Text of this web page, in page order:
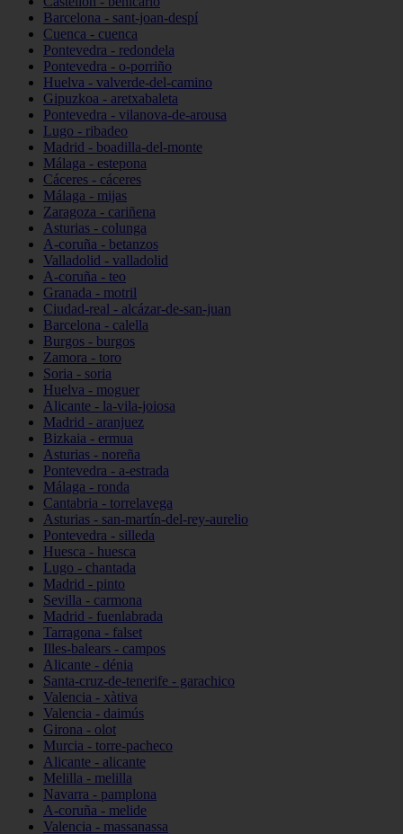
Barcelona - sant-joan-despí
Cuenca - cuenca
Pontevedra - redondela
Pontevedra - o-porriño
Huelva - valverde-del-camino
Gipuzkoa - aretxabaleta
Pontevedra - vilanova-de-arousa
Lugo - ribadeo
Madrid - boadilla-del-monte
Málaga - estepona
Cáceres - cáceres
Málaga - mijas
Zaragoza - cariñena
Asturias - colunga
A-coruña - betanzos
Valladolid - valladolid
A-coruña - teo
Granada - motril
Ciudad-real - alcázar-de-san-juan
Barcelona - calella
Burgos - burgos
Zamora - toro
Soria - soria
Huelva - moguer
Alicante - la-vila-joiosa
Madrid - aranjuez
Bizkaia - ermua
Asturias - noreña
Pontevedra - a-estrada
Málaga - ronda
Cantabria - torrelavega
Asturias - san-martín-del-rey-aurelio
Pontevedra - silleda
Huesca - huesca
Lugo - chantada
Madrid - pinto
Sevilla - carmona
Madrid - fuenlabrada
Tarragona - falset
Illes-balears - campos
Alicante - dénia
Santa-cruz-de-tenerife - garachico
Valencia - xàtiva
Valencia - daimús
Girona - olot
Murcia - torre-pacheco
Alicante - alicante
Melilla - melilla
Navarra - pamplona
A-coruña - melide
Valencia - massanassa